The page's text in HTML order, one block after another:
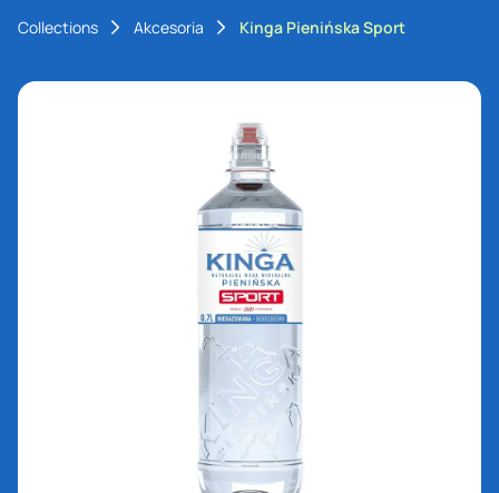
Collections Akcesoria Kinga Pienińska Sport